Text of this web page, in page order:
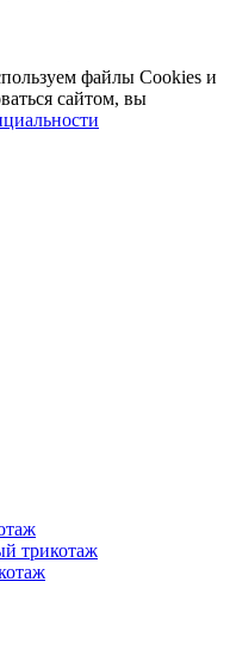
файлы Cookies и
сайтом, вы
трикотаж